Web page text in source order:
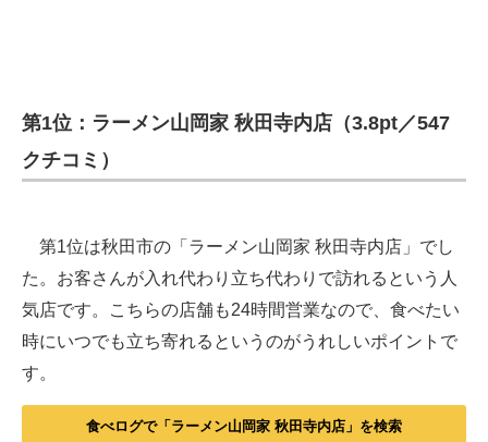
第1位：ラーメン山岡家 秋田寺内店（3.8pt／547
クチコミ）
第1位は秋田市の「ラーメン山岡家 秋田寺内店」でし
た。お客さんが入れ代わり立ち代わりで訪れるという人
気店です。こちらの店舗も24時間営業なので、食べたい
時にいつでも立ち寄れるというのがうれしいポイントで
す。
食べログで「ラーメン山岡家 秋田寺内店」を検索